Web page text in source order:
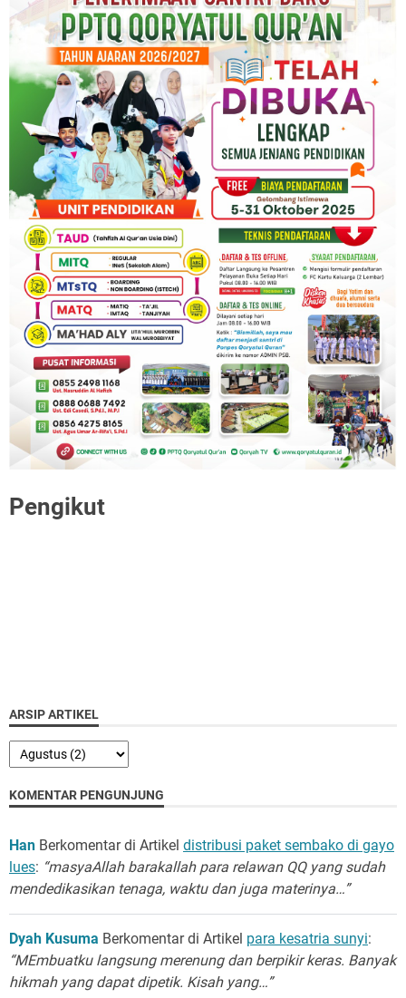
Pengikut
ARSIP ARTIKEL
KOMENTAR PENGUNJUNG
Han Berkomentar di Artikel distribusi paket sembako di gayo
lues: “masyaAllah barakallah para relawan QQ yang sudah
mendedikasikan tenaga, waktu dan juga materinya…”
Dyah Kusuma Berkomentar di Artikel para kesatria sunyi:
“MEmbuatku langsung merenung dan berpikir keras. Banyak
hikmah yang dapat dipetik. Kisah yang…”